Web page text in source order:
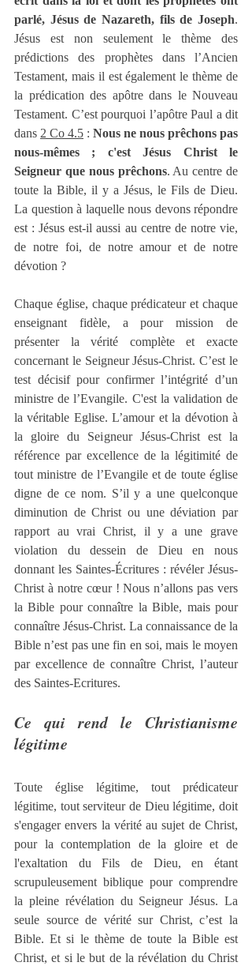
parlé, Jésus de Nazareth, fils de Joseph.
Jésus est non seulement le thème des
prédictions des prophètes dans l’Ancien
Testament, mais il est également le thème de
la prédication des apôtre dans le Nouveau
Testament. C’est pourquoi l’apôtre Paul a dit
dans 2 Co 4.5 : Nous ne nous prêchons pas
nous-mêmes ; c'est Jésus Christ le
Seigneur que nous prêchons. Au centre de
toute la Bible, il y a Jésus, le Fils de Dieu.
La question à laquelle nous devons répondre
est : Jésus est-il aussi au centre de notre vie,
de notre foi, de notre amour et de notre
dévotion ?
Chaque église, chaque prédicateur et chaque
enseignant fidèle, a pour mission de
présenter la vérité complète et exacte
concernant le Seigneur Jésus-Christ. C’est le
test décisif pour confirmer l’intégrité d’un
ministre de l’Evangile. C'est la validation de
la véritable Eglise. L’amour et la dévotion à
la gloire du Seigneur Jésus-Christ est la
référence par excellence de la légitimité de
tout ministre de l’Evangile et de toute église
digne de ce nom. S’il y a une quelconque
diminution de Christ ou une déviation par
rapport au vrai Christ, il y a une grave
violation du dessein de Dieu en nous
donnant les Saintes-Écritures : révéler Jésus-
Christ à notre cœur ! Nous n’allons pas vers
la Bible pour connaître la Bible, mais pour
connaître Jésus-Christ. La connaissance de la
Bible n’est pas une fin en soi, mais le moyen
par excellence de connaître Christ, l’auteur
des Saintes-Ecritures.
Ce qui rend le Christianisme
légitime
Toute église légitime, tout prédicateur
légitime, tout serviteur de Dieu légitime, doit
s'engager envers la vérité au sujet de Christ,
pour la contemplation de la gloire et de
l'exaltation du Fils de Dieu, en étant
scrupuleusement biblique pour comprendre
la pleine révélation du Seigneur Jésus. La
seule source de vérité sur Christ, c’est la
Bible. Et si le thème de toute la Bible est
Christ, et si le but de la révélation du Christ